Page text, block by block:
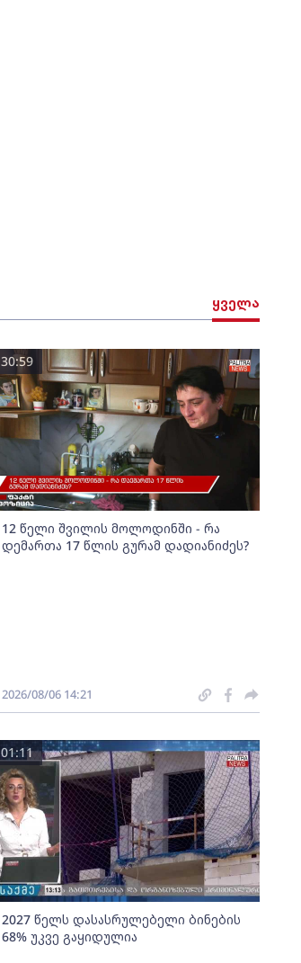
ყველა
12 წელი შვილის მოლოდინში - რა
დემართა 17 წლის გურამ დადიანიძეს?
30:59
2026/08/06 14:21
2027 წელს დასასრულებელი ბინების
68% უკვე გაყიდულია
01:11